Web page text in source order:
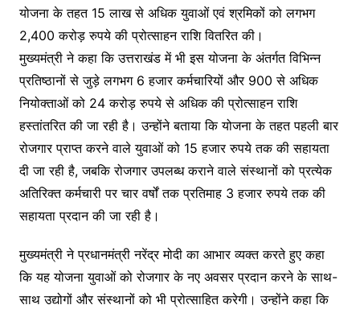
योजना के तहत 15 लाख से अधिक युवाओं एवं श्रमिकों को लगभग
2,400 करोड़ रुपये की प्रोत्साहन राशि वितरित की।
मुख्यमंत्री ने कहा कि उत्तराखंड में भी इस योजना के अंतर्गत विभिन्न
प्रतिष्ठानों से जुड़े लगभग 6 हजार कर्मचारियों और 900 से अधिक
नियोक्ताओं को 24 करोड़ रुपये से अधिक की प्रोत्साहन राशि
हस्तांतरित की जा रही है। उन्होंने बताया कि योजना के तहत पहली बार
रोजगार प्राप्त करने वाले युवाओं को 15 हजार रुपये तक की सहायता
दी जा रही है, जबकि रोजगार उपलब्ध कराने वाले संस्थानों को प्रत्येक
अतिरिक्त कर्मचारी पर चार वर्षों तक प्रतिमाह 3 हजार रुपये तक की
सहायता प्रदान की जा रही है।
मुख्यमंत्री ने प्रधानमंत्री नरेंद्र मोदी का आभार व्यक्त करते हुए कहा
कि यह योजना युवाओं को रोजगार के नए अवसर प्रदान करने के साथ-
साथ उद्योगों और संस्थानों को भी प्रोत्साहित करेगी। उन्होंने कहा कि